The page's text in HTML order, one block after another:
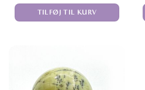
TILFØJ TIL KURV